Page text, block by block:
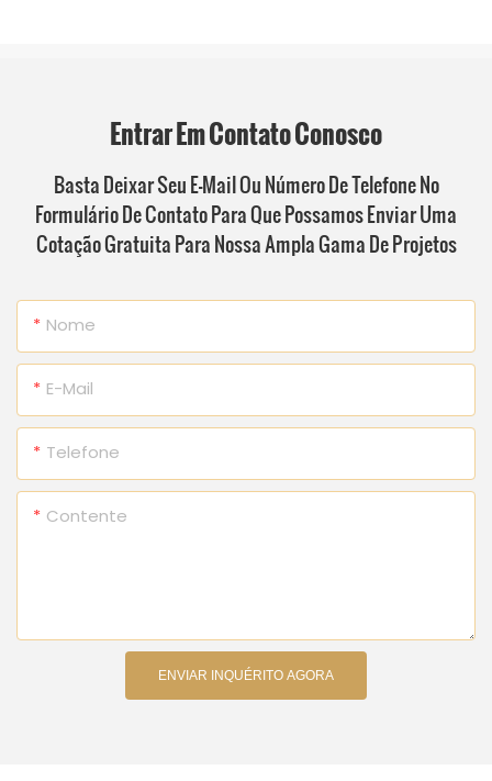
Entrar Em Contato Conosco
Basta Deixar Seu E-Mail Ou Número De Telefone No
Formulário De Contato Para Que Possamos Enviar Uma
Cotação Gratuita Para Nossa Ampla Gama De Projetos
Nome
E-Mail
Telefone
Contente
ENVIAR INQUÉRITO AGORA